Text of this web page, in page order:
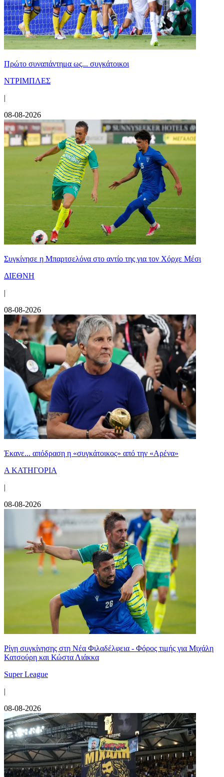
Πρώτο συναπάντημα ως... συγκάτοικοι
ΝΤΡΙΜΠΛΕΣ
|
08-08-2026
Συγκίνησε η Μπαρτσελόνα στο αντίο της για τον Χόρχε Μέσι
ΔΙΕΘΝΗ
|
08-08-2026
Έκανε... απόδραση η «συγκάτοικος» από την «Αρένα»
Α ΚΑΤΗΓΟΡΙΑ
|
08-08-2026
Ρίγη συγκίνησης στη Νέα Φιλαδέλφεια - Φόρος τιμής για Μιχάλη
Κατσούρη και Κώστα Λιάκκα
Super League
|
08-08-2026